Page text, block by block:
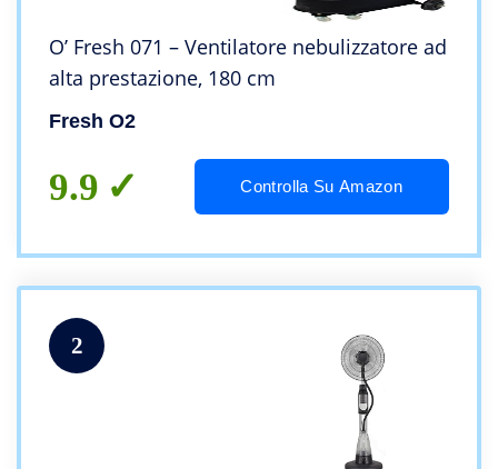
O’ Fresh 071 – Ventilatore nebulizzatore ad
alta prestazione, 180 cm
Fresh O2
9.9 Controlla Su Amazon
2